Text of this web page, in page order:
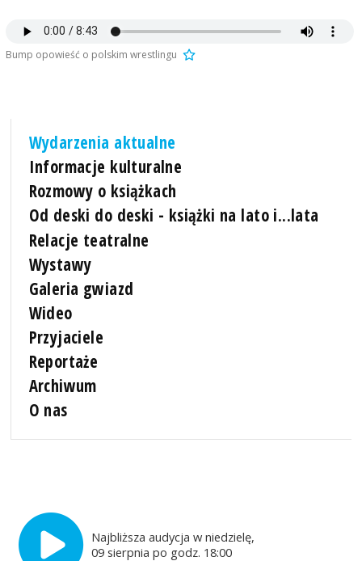
Bump opowieść o polskim wrestlingu
Wydarzenia aktualne
Informacje kulturalne
Rozmowy o książkach
Od deski do deski - książki na lato i...lata
Relacje teatralne
Wystawy
Galeria gwiazd
Wideo
Przyjaciele
Reportaże
Archiwum
O nas
Najbliższa audycja w niedzielę,
09 sierpnia po godz. 18:00